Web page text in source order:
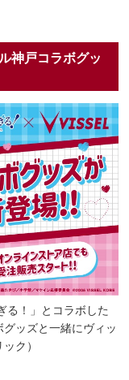
神戸コラボグッ
る！」とコラボした
ッズと一緒にヴィッ
ク）